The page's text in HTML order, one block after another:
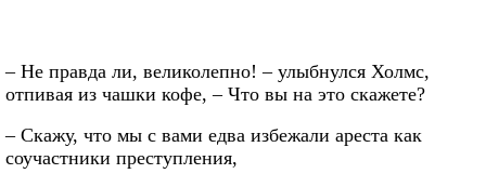
– Не правда ли, великолепно! – улыбнулся Холмс,
отпивая из чашки кофе, – Что вы на это скажете?
– Скажу, что мы с вами едва избежали ареста как
соучастники преступления,